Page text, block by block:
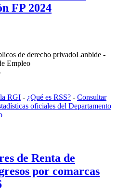
FP 2024
de derecho privadoLanbide -
Empleo
la RGI - ¿Qué es RSS? - Consultar
oficiales del Departamento
de Renta de
por comarcas